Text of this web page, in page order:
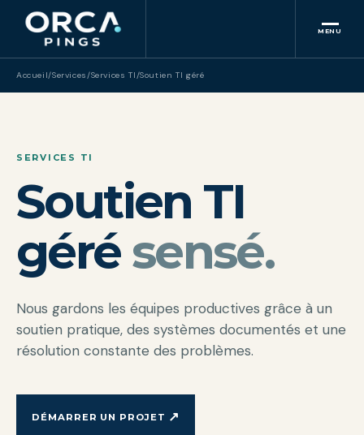
MENU
Accueil/Services/Services TI/Soutien TI géré
SERVICES TI
Soutien TI
gérésensé.
Nous gardons les équipes productives grâce à un
soutien pratique, des systèmes documentés et une
résolution constante des problèmes.
DÉMARRER UN PROJET ↗